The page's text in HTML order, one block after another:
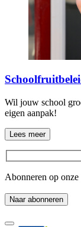
Wil jouw school
eigen aanpak!
Lees meer
Abonneren op